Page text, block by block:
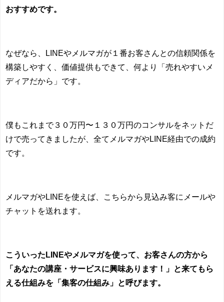
おすすめです。
なぜなら、 LINEやメルマガが１番お客さんとの信頼関係を
構築しやすく、価値提供もできて、何より「売れやすいメ
ディアだから」です。
僕もこれまで３０万円〜１３０万円のコンサルをネットだ
けで売ってきましたが、全てメルマガやLINE経由での成約
です。
メルマガやLINEを使えば、こちらから見込み客にメールや
チャットを送れます。
こういったLINEやメルマガを使って、お客さんの方から
「あなたの講座・サービスに興味あります！」と来てもら
える仕組みを「集客の仕組み」と呼びます。